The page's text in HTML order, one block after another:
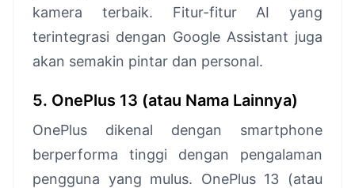
kamera terbaik. Fitur-fitur AI yang
terintegrasi dengan Google Assistant juga
akan semakin pintar dan personal.
5. OnePlus 13 (atau Nama Lainnya)
OnePlus dikenal dengan smartphone
berperforma tinggi dengan pengalaman
pengguna yang mulus. OnePlus 13 (atau